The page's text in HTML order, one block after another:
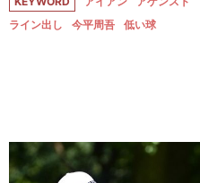
ライン出し
今平周吾 低い球